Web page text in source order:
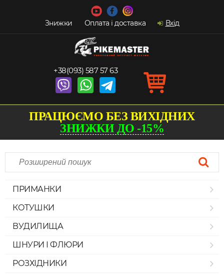
Знижки Оплата і доставка Вхід
+38(093) 587 57 63
ПРАЦЮЄМО БЕЗ ВИХІДНИХ
ЗНИЖКИ ДО -15%
ПРИМАНКИ
КОТУШКИ
ВУДИЛИЩА
ШНУРИ І ФЛЮРИ
РОЗХІДНИКИ